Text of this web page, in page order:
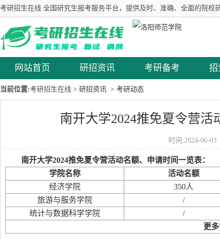
考研招生在线 全国研究生报考服务平台，提供及时、准确、全面的院校
网站首页 研招资讯 考研备考 招
当前位置:考研招生在线 > 研招资讯 > 考研动态
南开大学2024推免夏令营
时间:2024-06-
南开大学2024推免夏令营活动名额、申请时间一览表：
学院名称
活动名额
经济学院
350人
旅游与服务学院
/
统计与数据科学学院
/
更